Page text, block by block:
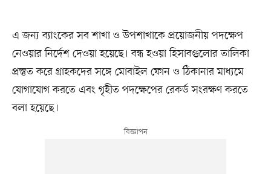
এ জন্য ব্যাংকের সব শাখা ও উপশাখাকে প্রয়োজনীয় পদক্ষেপ
নেওয়ার নির্দেশ দেওয়া হয়েছে। বন্ধ হওয়া হিসাবগুলোর তালিকা
প্রস্তুত করে গ্রাহকদের সঙ্গে মোবাইল ফোন ও ঠিকানার মাধ্যমে
যোগাযোগ করতে এবং গৃহীত পদক্ষেপের রেকর্ড সংরক্ষণ করতে
বলা হয়েছে।